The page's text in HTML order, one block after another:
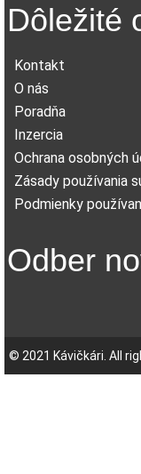
Dôležité
Kontakt
O nás
Poradňa
Inzercia
Ochrana osobných
Zásady používania
Podmienky
Odber
© 2021 Kávičkári. All